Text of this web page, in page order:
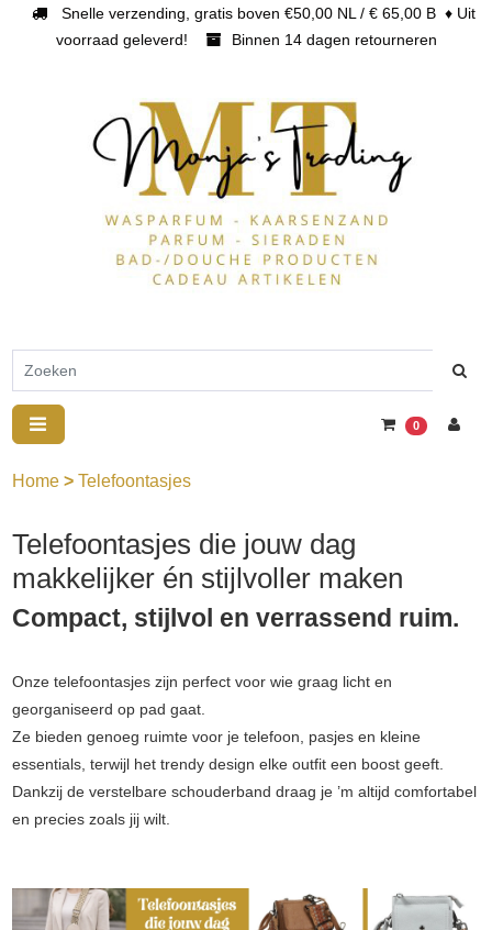
Snelle verzending, gratis boven €50,00 NL / € 65,00 B ♦ Uit
voorraad geleverd!
Binnen 14 dagen retourneren
0
Home > Telefoontasjes
Telefoontasjes die jouw dag
makkelijker én stijlvoller maken
Compact, stijlvol en verrassend ruim.
Onze telefoontasjes zijn perfect voor wie graag licht en
georganiseerd op pad gaat.
Ze bieden genoeg ruimte voor je telefoon, pasjes en kleine
essentials, terwijl het trendy design elke outfit een boost geeft.
Dankzij de verstelbare schouderband draag je ’m altijd comfortabel
en precies zoals jij wilt.